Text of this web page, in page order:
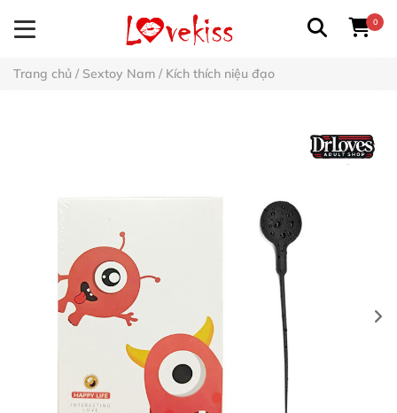
0
Trang chủ / Sextoy Nam / Kích thích niệu đạo